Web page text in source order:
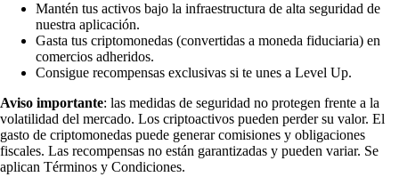
Mantén tus activos bajo la infraestructura de alta seguridad de
nuestra aplicación.
Gasta tus criptomonedas (convertidas a moneda fiduciaria) en
comercios adheridos.
Consigue recompensas exclusivas si te unes a Level Up.
Aviso importante: las medidas de seguridad no protegen frente a la
volatilidad del mercado. Los criptoactivos pueden perder su valor. El
gasto de criptomonedas puede generar comisiones y obligaciones
fiscales. Las recompensas no están garantizadas y pueden variar. Se
aplican Términos y Condiciones.